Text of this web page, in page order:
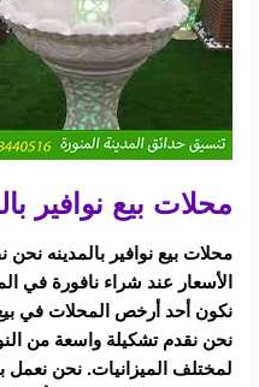
محلات بيع نوافير
محلات بيع نوافير بالمدينه
الأسعار عند شراء نافورة في
نكون أحد أرخص المحلات في بيع
نحن نقدم تشكيلة واسعة من
لمختلف الميزانيات. نحن نعمل